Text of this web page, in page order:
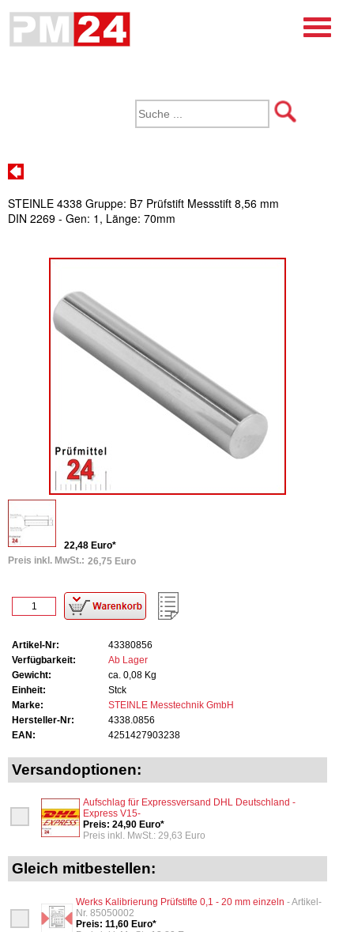
STEINLE 4338 Gruppe: B7 Prüfstift Messstift 8,56 mm
DIN 2269 - Gen: 1, Länge: 70mm
22,48 Euro*
Preis inkl. MwSt.: 26,75 Euro
Artikel-Nr:
43380856
Verfügbarkeit:
Ab Lager
Gewicht:
ca. 0,08 Kg
Einheit:
Stck
Marke:
STEINLE Messtechnik GmbH
Hersteller-Nr:
4338.0856
EAN:
4251427903238
Versandoptionen:
Aufschlag für Expressversand DHL Deutschland -
Express V15-
Preis: 24,90 Euro*
Preis inkl. MwSt.: 29,63 Euro
Gleich mitbestellen:
Werks Kalibrierung Prüfstifte 0,1 - 20 mm einzeln - Artikel-
Nr. 85050002
Preis: 11,60 Euro*